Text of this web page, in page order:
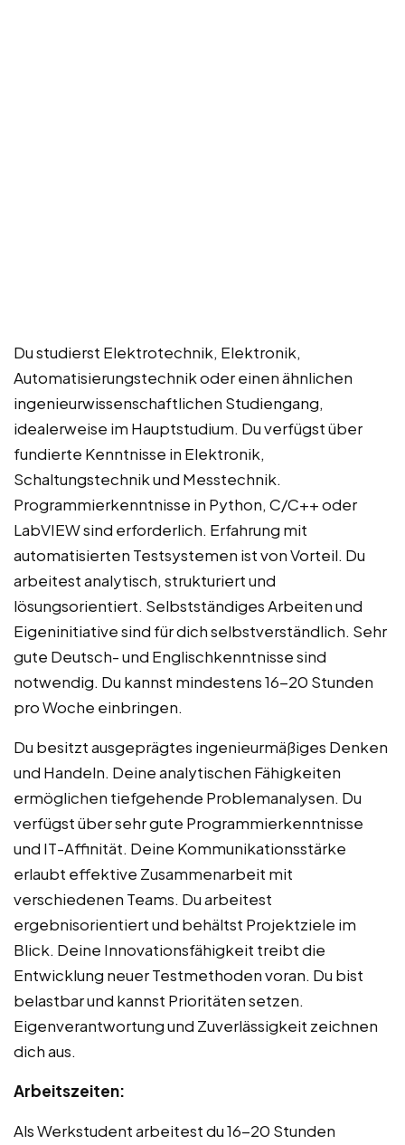
Du studierst Elektrotechnik, Elektronik,
Automatisierungstechnik oder einen ähnlichen
ingenieurwissenschaftlichen Studiengang,
idealerweise im Hauptstudium. Du verfügst über
fundierte Kenntnisse in Elektronik,
Schaltungstechnik und Messtechnik.
Programmierkenntnisse in Python, C/C++ oder
LabVIEW sind erforderlich. Erfahrung mit
automatisierten Testsystemen ist von Vorteil. Du
arbeitest analytisch, strukturiert und
lösungsorientiert. Selbstständiges Arbeiten und
Eigeninitiative sind für dich selbstverständlich. Sehr
gute Deutsch- und Englischkenntnisse sind
notwendig. Du kannst mindestens 16-20 Stunden
pro Woche einbringen.
Du besitzt ausgeprägtes ingenieurmäßiges Denken
und Handeln. Deine analytischen Fähigkeiten
ermöglichen tiefgehende Problemanalysen. Du
verfügst über sehr gute Programmierkenntnisse
und IT-Affinität. Deine Kommunikationsstärke
erlaubt effektive Zusammenarbeit mit
verschiedenen Teams. Du arbeitest
ergebnisorientiert und behältst Projektziele im
Blick. Deine Innovationsfähigkeit treibt die
Entwicklung neuer Testmethoden voran. Du bist
belastbar und kannst Prioritäten setzen.
Eigenverantwortung und Zuverlässigkeit zeichnen
dich aus.
Arbeitszeiten:
Als Werkstudent arbeitest du 16-20 Stunden